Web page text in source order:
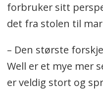
forbruker sitt
det fra stolen til
– Den største
Well er et mye mer
er veldig stort og